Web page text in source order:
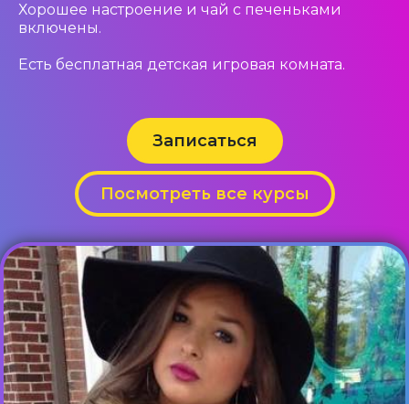
Хорошее настроение и чай с печеньками
включены.
Есть бесплатная детская игровая комната.
Записаться
Посмотреть все курсы